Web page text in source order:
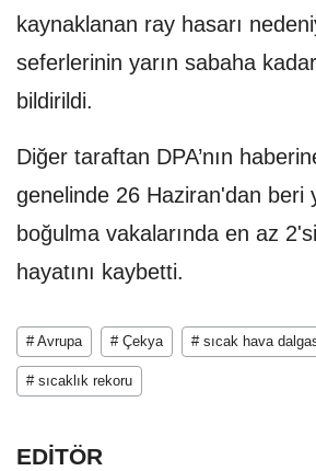
kaynaklanan ray hasarı
seferlerinin yarın sabaha
bildirildi.
Diğer taraftan DPA’nın
genelinde 26 Haziran'dan beri
boğulma vakalarında en az
hayatını kaybetti.
# Avrupa # Çekya # sıcak hava
# sıcaklık rekoru
EDİTÖR